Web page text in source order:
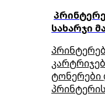
სახარჯი
ტონერები